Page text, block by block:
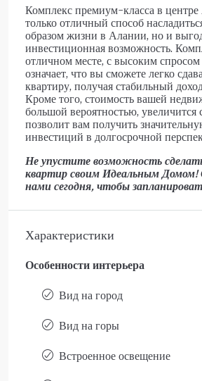
Комплекс премиум-класса в
только отличный способ
образом жизни в Алании, но и
инвестиционная возможность.
отличном месте, с высоким
означает, что вы сможете легко
квартиру, получая стабильный
Кроме того, стоимость вашей
большой вероятностью, увеличится
позволит вам получить
инвестиций в долгосрочной
Не упустите возможность
квартир своим Идеальным
нами сегодня, чтобы
Характеристики
Особенности интерьера
Вид на город
Вид на горы
Встроенное освещение